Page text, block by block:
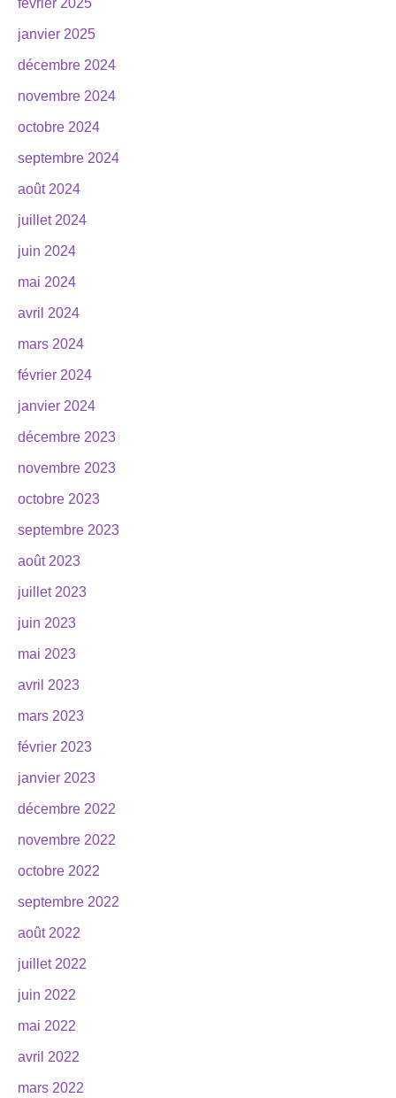
février 2025
janvier 2025
décembre 2024
novembre 2024
octobre 2024
septembre 2024
août 2024
juillet 2024
juin 2024
mai 2024
avril 2024
mars 2024
février 2024
janvier 2024
décembre 2023
novembre 2023
octobre 2023
septembre 2023
août 2023
juillet 2023
juin 2023
mai 2023
avril 2023
mars 2023
février 2023
janvier 2023
décembre 2022
novembre 2022
octobre 2022
septembre 2022
août 2022
juillet 2022
juin 2022
mai 2022
avril 2022
mars 2022